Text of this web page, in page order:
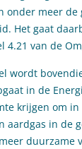
onder meer de
Het gaat
4.21 van de
wordt
in de
krijgen om
aardgas in de
duurzame